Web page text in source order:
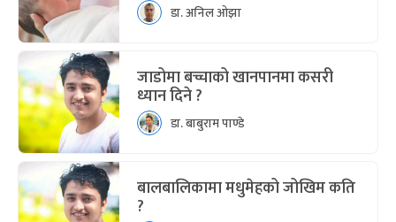
डा. अनिल ओझा
जाडोमा बच्चाको खानपानमा कसरी
ध्यान दिने ?
डा. बाबुराम पाण्डे
बालबालिकामा मधुमेहको जोखिम कति
?